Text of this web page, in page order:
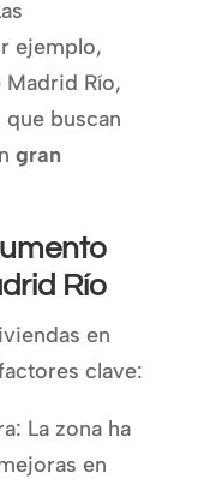
ejemplo,
Río,
buscan
gran
Río
en
clave:
La zona ha
en